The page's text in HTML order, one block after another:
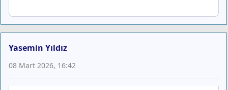
Yasemin Yıldız
08 Mart 2026, 16:42